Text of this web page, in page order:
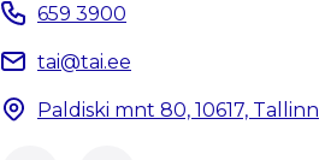
659 3900
tai@tai.ee
Paldiski mnt 80, 10617, Tallinn